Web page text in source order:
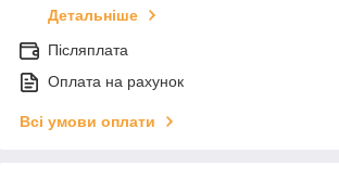
Детальніше
Післяплата
Оплата на рахунок
Всі умови оплати